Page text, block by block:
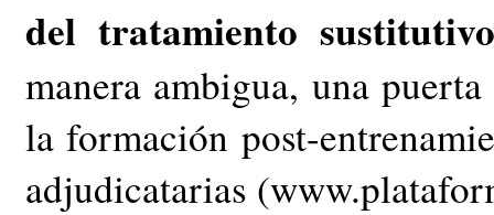
del tratamiento
manera ambigua, una
la formación post-
adjudicatarias